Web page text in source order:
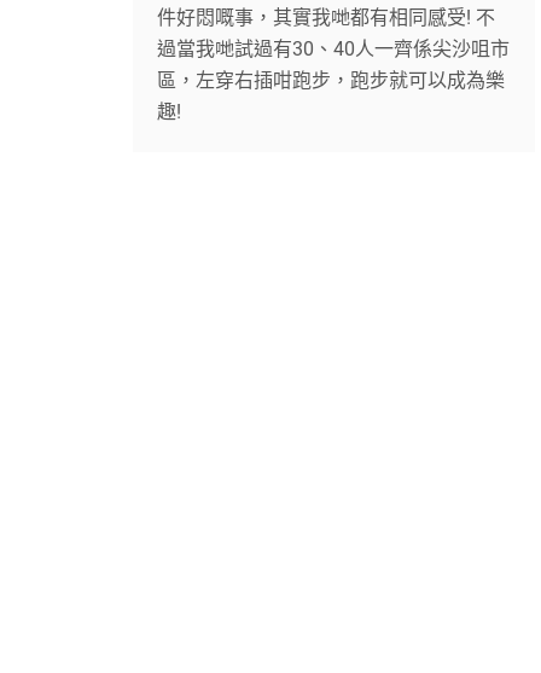
件好悶嘅事，其實我哋都有相同感受! 不
過當我哋試過有30、40人一齊係尖沙咀市
區，左穿右插咁跑步，跑步就可以成為樂
趣!